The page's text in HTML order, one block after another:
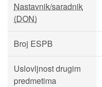
Nastavnik/saradnik
(DON)
Broj ESPB
Uslovljnost drugim
predmetima